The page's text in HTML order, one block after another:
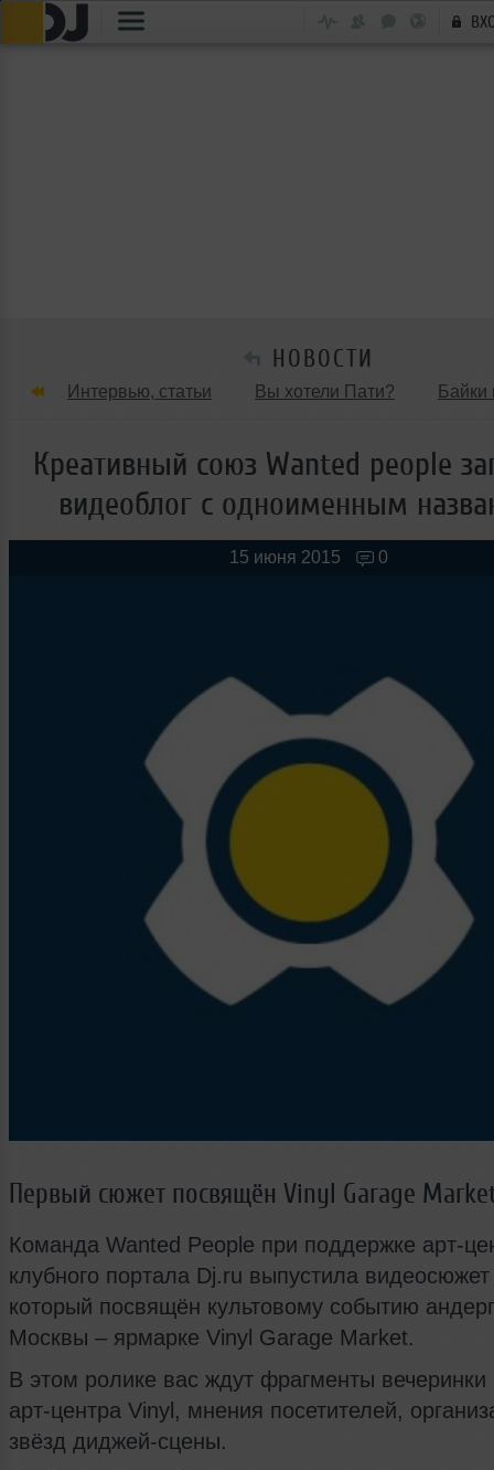
НОВОСТИ
Интервью, статьи Вы хотели Пати? Байки
Танцевальные стили Обзоры Вечеринок и
Новые лица Мужчина & Женщина
Креативный союз Wanted people
видеоблог с одноименным
15 июня 2015 0
Первый сюжет поcвящён Vinyl Garage
Команда Wanted People при поддержке арт-
клубного портала Dj.ru выпустила видеосюжет
который посвящён культовому событию
Москвы – ярмарке Vinyl Garage Market.
В этом ролике вас ждут фрагменты
арт-центра Vinyl, мнения посетителей,
звёзд диджей-сцены.